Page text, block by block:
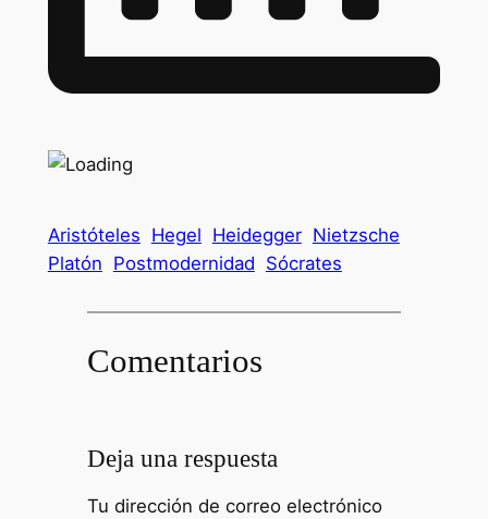
Aristóteles Hegel Heidegger Nietzsche
Platón Postmodernidad Sócrates
Comentarios
Deja una respuesta
Tu dirección de correo electrónico